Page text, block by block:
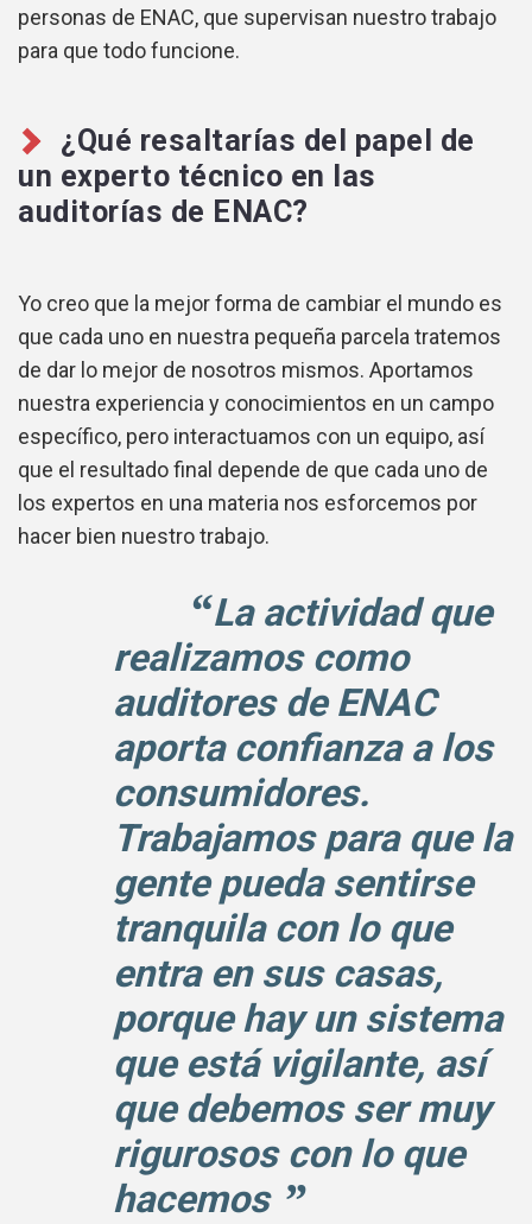
personas de ENAC, que supervisan nuestro trabajo
para que todo funcione.
¿Qué resaltarías del papel de
un experto técnico en las
auditorías de ENAC?
Yo creo que la mejor forma de cambiar el mundo es
que cada uno en nuestra pequeña parcela tratemos
de dar lo mejor de nosotros mismos. Aportamos
nuestra experiencia y conocimientos en un campo
específico, pero interactuamos con un equipo, así
que el resultado final depende de que cada uno de
los expertos en una materia nos esforcemos por
hacer bien nuestro trabajo.
La actividad que
realizamos como
auditores de ENAC
aporta confianza a los
consumidores.
Trabajamos para que la
gente pueda sentirse
tranquila con lo que
entra en sus casas,
porque hay un sistema
que está vigilante, así
que debemos ser muy
rigurosos con lo que
hacemos